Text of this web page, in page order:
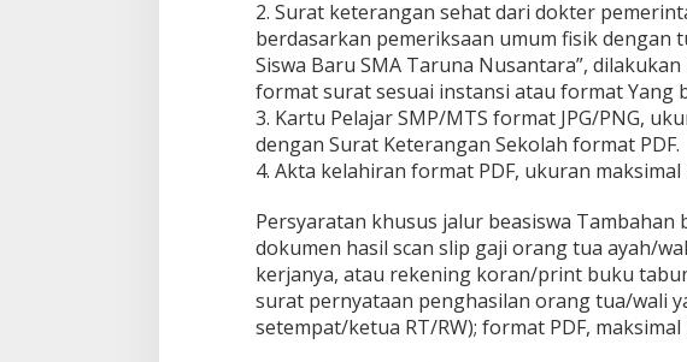
2. Surat keterangan sehat dari dokter
berdasarkan pemeriksaan umum fisik dengan
Siswa Baru SMA Taruna Nusantara”,
format surat sesuai instansi atau format Yang
3. Kartu Pelajar SMP/MTS format JPG/PNG,
dengan Surat Keterangan Sekolah format PDF.
4. Akta kelahiran format PDF, ukuran maksimal
Persyaratan khusus jalur beasiswa Tambahan
dokumen hasil scan slip gaji orang tua ayah/
kerjanya, atau rekening koran/print buku
surat pernyataan penghasilan orang tua/wali
setempat/ketua RT/RW); format PDF, maksimal